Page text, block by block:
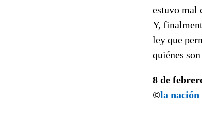
estuvo mal
Y,
ley que
quiénes
8 de
©la nación